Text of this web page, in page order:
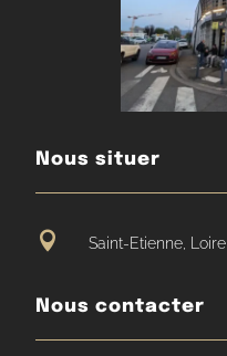
Nous situer
 Saint-Etienne, Loire
Nous contacter